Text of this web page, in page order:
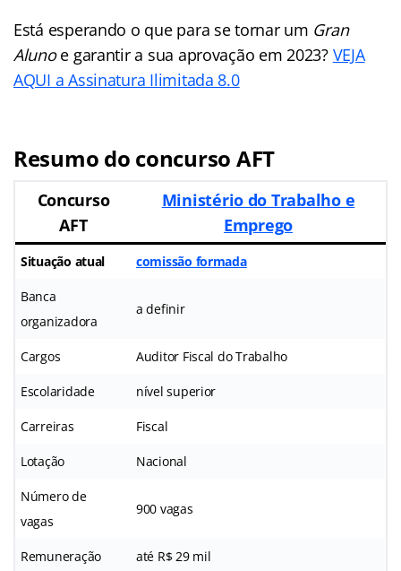
Está esperando o que para se tornar um Gran
Alunoe garantir a sua aprovação em 2023? VEJA
AQUI a Assinatura Ilimitada 8.0
Resumo do concurso AFT
Concurso
AFT
Ministério do Trabalho e
Emprego
Situação atual comissão formada
Banca
organizadora
a definir
Cargos Auditor Fiscal do Trabalho
Escolaridade nível superior
Carreiras Fiscal
Lotação Nacional
Número de
vagas
900 vagas
Remuneração até R$ 29 mil